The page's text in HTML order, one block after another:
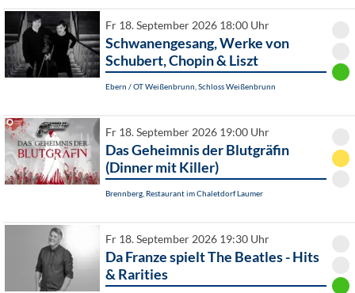
Fr 18. September 2026 18:00 Uhr
Schwanengesang, Werke von
Schubert, Chopin & Liszt
Ebern / OT Weißenbrunn, Schloss Weißenbrunn
Fr 18. September 2026 19:00 Uhr
Das Geheimnis der Blutgräfin
(Dinner mit Killer)
Brennberg, Restaurant im Chaletdorf Laumer
Fr 18. September 2026 19:30 Uhr
Da Franze spielt The Beatles - Hits
& Rarities